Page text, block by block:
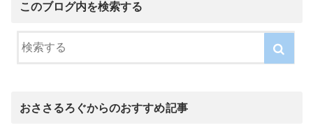
このブログ内を検索する
おささるろぐからのおすすめ記事